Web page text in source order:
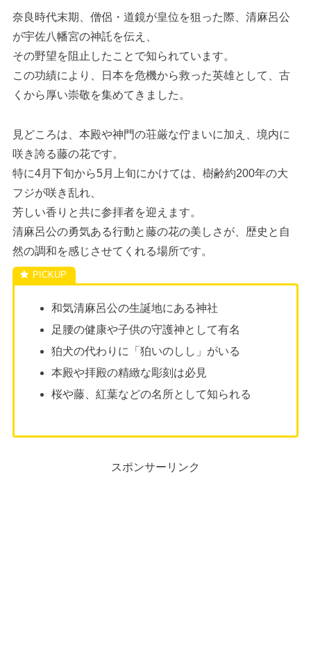
奈良時代末期、僧侶・道鏡が皇位を狙った際、清麻呂公
が宇佐八幡宮の神託を伝え、
その野望を阻止したことで知られています。
この功績により、日本を危機から救った英雄として、古
くから厚い崇敬を集めてきました。
見どころは、本殿や神門の荘厳な佇まいに加え、境内に
咲き誇る藤の花です。
特に4月下旬から5月上旬にかけては、樹齢約200年の大
フジが咲き乱れ、
芳しい香りと共に参拝者を迎えます。
清麻呂公の勇気ある行動と藤の花の美しさが、歴史と自
然の調和を感じさせてくれる場所です。
和気清麻呂公の生誕地にある神社
足腰の健康や子供の守護神として有名
狛犬の代わりに「狛いのしし」がいる
本殿や拝殿の精緻な彫刻は必見
桜や藤、紅葉などの名所として知られる
スポンサーリンク